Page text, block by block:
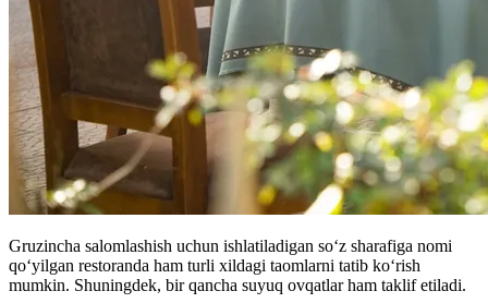
Gruzincha salomlashish uchun ishlatiladigan soʻz sharafiga nomi
qoʻyilgan restoranda ham turli xildagi taomlarni tatib koʻrish
mumkin. Shuningdek, bir qancha suyuq ovqatlar ham taklif etiladi.